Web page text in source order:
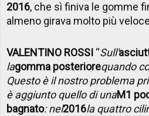
2016, che sì finiva le gomme
almeno girava molto più
VALENTINO ROSSI “Sull'
lagomma posteriorequando
Questo è il nostro problema
è aggiunto quello di unaM1
bagnato: nel2016la quattro